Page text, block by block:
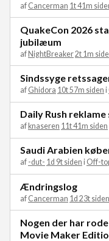
af Cancerman 1t 41m
QuakeCon 2026
jubilæum
af NightBreaker2t 1m
Sindssyge
af Ghidora 10t 57m siden i
Daily Rush
af knaseren 11t 41m siden
Saudi Arabien
af -dut- 1d 9t siden i Off-
Ændringslog
af Cancerman 1d 23t siden
Nogen der har
Movie Maker